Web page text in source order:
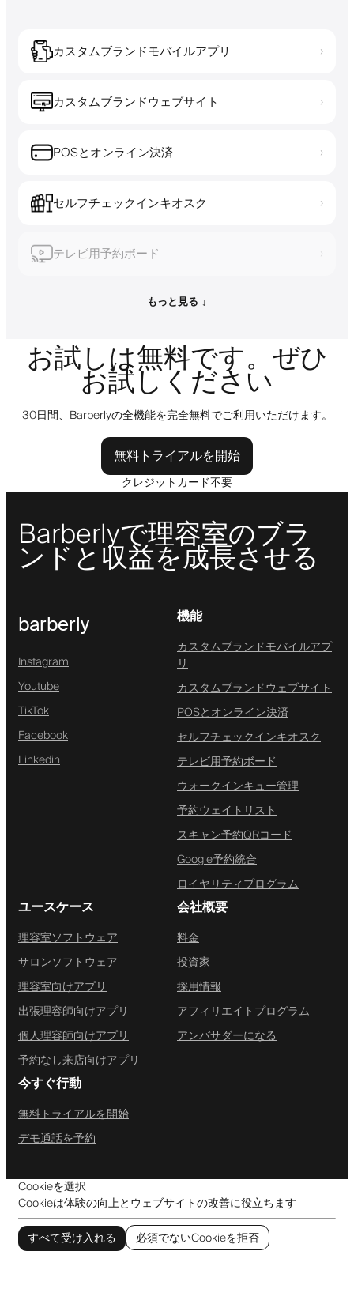
カスタムブランドモバイルアプリ ›
カスタムブランドウェブサイト ›
POSとオンライン決済 ›
セルフチェックインキオスク ›
テレビ用予約ボード ›
もっと見る ↓
お試しは無料です。ぜひ
お試しください
30日間、Barberlyの全機能を完全無料でご利用いただけます。
無料トライアルを開始
クレジットカード不要
Barberlyで理容室のブラ
ンドと収益を成長させる
barberly
Instagram
Youtube
TikTok
Facebook
Linkedin
機能
カスタムブランドモバイルアプ
リ
カスタムブランドウェブサイト
POSとオンライン決済
セルフチェックインキオスク
テレビ用予約ボード
ウォークインキュー管理
予約ウェイトリスト
スキャン予約QRコード
Google予約統合
ロイヤリティプログラム
ユースケース
理容室ソフトウェア
サロンソフトウェア
理容室向けアプリ
出張理容師向けアプリ
個人理容師向けアプリ
予約なし来店向けアプリ
会社概要
料金
投資家
採用情報
アフィリエイトプログラム
アンバサダーになる
今すぐ行動
無料トライアルを開始
デモ通話を予約
Cookieを選択
Cookieは体験の向上とウェブサイトの改善に役立ちます
すべて受け入れる
必須でないCookieを拒否